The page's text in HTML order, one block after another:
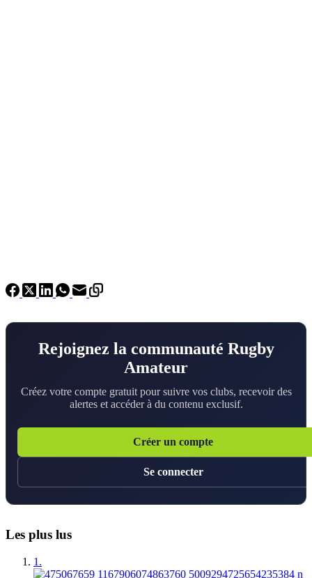
Rejoignez la communauté Rugby
Amateur
Créez votre compte gratuit pour suivre vos clubs, recevoir des
alertes et accéder à du contenu exclusif.
Créer un compte
Se connecter
Les plus lus
1.